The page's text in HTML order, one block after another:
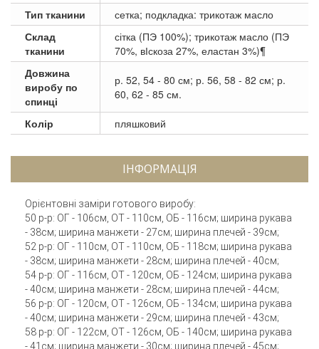
Тип тканини
сетка; подкладка: трикотаж масло
Склад
тканини
сітка (ПЭ 100%); трикотаж масло (ПЭ
70%, вІскоза 27%, еластан 3%)¶
Довжина
виробу по
спинці
р. 52, 54 - 80 см; р. 56, 58 - 82 см; р.
60, 62 - 85 см.
Колір пляшковий
ІНФОРМАЦІЯ
Орієнтовні заміри готового виробу:
50 р-р: ОГ - 106см, ОТ - 110см, ОБ - 116см; ширина рукава
- 38см; ширина манжети - 27см; ширина плечей - 39см;
52 р-р: ОГ - 110см, ОТ - 110см, ОБ - 118см; ширина рукава
- 38см; ширина манжети - 28см; ширина плечей - 40см;
54 р-р: ОГ - 116см, ОТ - 120см, ОБ - 124см; ширина рукава
- 40см; ширина манжети - 28см; ширина плечей - 44см;
56 р-р: ОГ - 120см, ОТ - 126см, ОБ - 134см; ширина рукава
- 40см; ширина манжети - 29см; ширина плечей - 43см;
58 р-р: ОГ - 122см, ОТ - 126см, ОБ - 140см; ширина рукава
- 41см; ширина манжети - 30см; ширина плечей - 45см;